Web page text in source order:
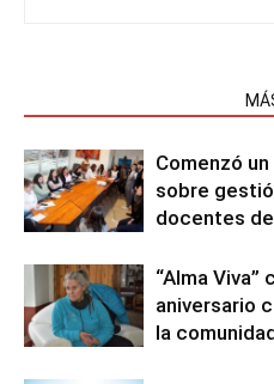
Comenzó
sobre
docentes
“Alma Viva”
aniversario
la